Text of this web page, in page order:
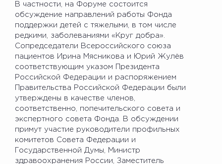
В частности, на Форуме состоится
обсуждение направлений работы Фонда
поддержки детей с тяжелыми, в том числе
редкими, заболеваниями «Круг добра».
Сопредседатели Всероссийского союза
пациентов Ирина Мясникова и Юрий Жулёв
соответствующим указом Президента
Российской Федерации и распоряжением
Правительства Российской Федерации были
утверждены в качестве членов,
соответственно, попечительского совета и
экспертного совета Фонда. В обсуждении
примут участие руководители профильных
комитетов Совета Федерации и
Государственной Думы, Министр
здравоохранения России, Заместитель